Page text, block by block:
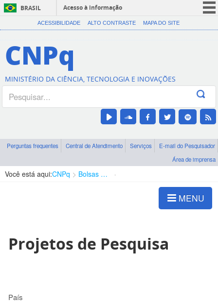
BRASIL
Acesso à informação
CORONAVÍRUS (COVID-19)
Canais
ACESSIBILIDADE ALTO CONTRASTE MAPA DO SITE
CNPq
MINISTÉRIO DA CIÊNCIA, TECNOLOGIA E INOVAÇÕES
Perguntas frequentes Central de Atendimento Serviços
E-mail do Pesquisador
Área de imprensa
Você está aqui:CNPq Bolsas e Auxílios Vigentes
MENU
Projetos de Pesquisa
País